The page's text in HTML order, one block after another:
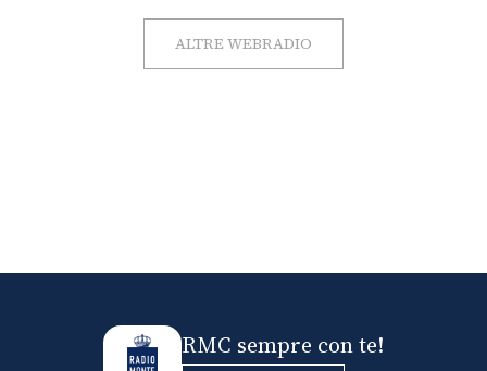
ALTRE WEBRADIO
RMC sempre con te!